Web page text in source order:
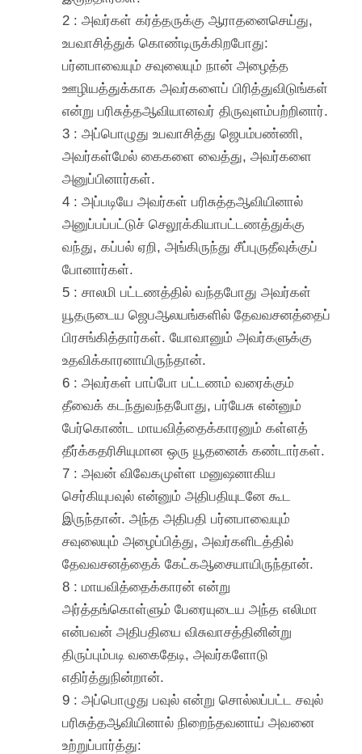
2 : அவர்கள் கர்த்தருக்கு ஆராதனைசெய்து,
உபவாசித்துக் கொண்டிருக்கிறபோது:
பர்னபாவையும் சவுலையும் நான் அழைத்த
ஊழியத்துக்காக அவர்களைப் பிரித்துவிடுங்கள்
என்று பரிசுத்தஆவியானவர் திருவுளம்பற்றினார்.
3 : அப்பொழுது உபவாசித்து ஜெபம்பண்ணி,
அவர்கள்மேல் கைகளை வைத்து, அவர்களை
அனுப்பினார்கள்.
4 : அப்படியே அவர்கள் பரிசுத்தஆவியினால்
அனுப்பப்பட்டுச் செலூக்கியாபட்டணத்துக்கு
வந்து, கப்பல் ஏறி, அங்கிருந்து சீப்புருதீவுக்குப்
போனார்கள்.
5 : சாலமி பட்டணத்தில் வந்தபோது அவர்கள்
யூதருடைய ஜெபஆலயங்களில் தேவவசனத்தைப்
பிரசங்கித்தார்கள். யோவானும் அவர்களுக்கு
உதவிக்காரனாயிருந்தான்.
6 : அவர்கள் பாப்போ பட்டணம் வரைக்கும்
தீவைக் கடந்துவந்தபோது, பர்யேசு என்னும்
பேர்கொண்ட மாயவித்தைக்காரனும் கள்ளத்
தீர்க்கதரிசியுமான ஒரு யூதனைக் கண்டார்கள்.
7 : அவன் விவேகமுள்ள மனுஷனாகிய
செர்கியுபவுல் என்னும் அதிபதியுடனே கூட
இருந்தான். அந்த அதிபதி பர்னபாவையும்
சவுலையும் அழைப்பித்து, அவர்களிடத்தில்
தேவவசனத்தைக் கேட்கஆசையாயிருந்தான்.
8 : மாயவித்தைக்காரன் என்று
அர்த்தங்கொள்ளும் பேரையுடைய அந்த எலிமா
என்பவன் அதிபதியை விசுவாசத்தினின்று
திருப்பும்படி வகைதேடி, அவர்களோடு
எதிர்த்துநின்றான்.
9 : அப்பொழுது பவுல் என்று சொல்லப்பட்ட சவுல்
பரிசுத்தஆவியினால் நிறைந்தவனாய் அவனை
உற்றுப்பார்த்து: